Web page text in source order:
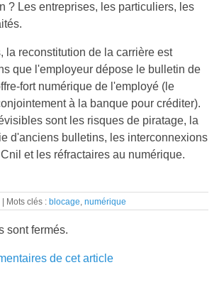
? Les entreprises, les particuliers, les
la reconstitution de la carrière est
que l'employeur dépose le bulletin de
fort numérique de l'employé (le
à la banque pour créditer).
sont les risques de piratage, la
d'anciens bulletins, les interconnexions
et les réfractaires au numérique.
Mots clés : blocage numérique
sont fermés.
de cet article